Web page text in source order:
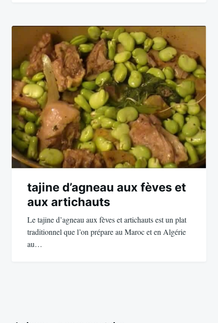
tajine d’agneau aux fèves et
aux artichauts
Le tajine d’agneau aux fèves et artichauts est un plat
traditionnel que l’on prépare au Maroc et en Algérie
au…